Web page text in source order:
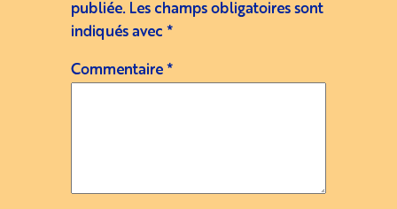
publiée. Les champs obligatoires sont
indiqués avec *
Commentaire *